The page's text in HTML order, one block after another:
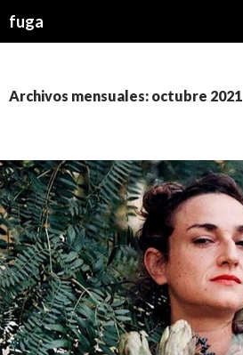
fuga
Archivos mensuales: octubre 2021